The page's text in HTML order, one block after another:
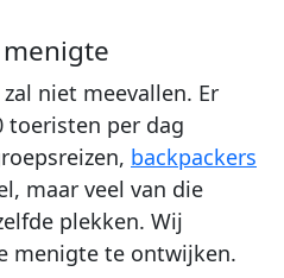
niet meevallen. Er
toeristen per dag
backpackers
maar veel van die
plekken. Wij
menigte te ontwijken.